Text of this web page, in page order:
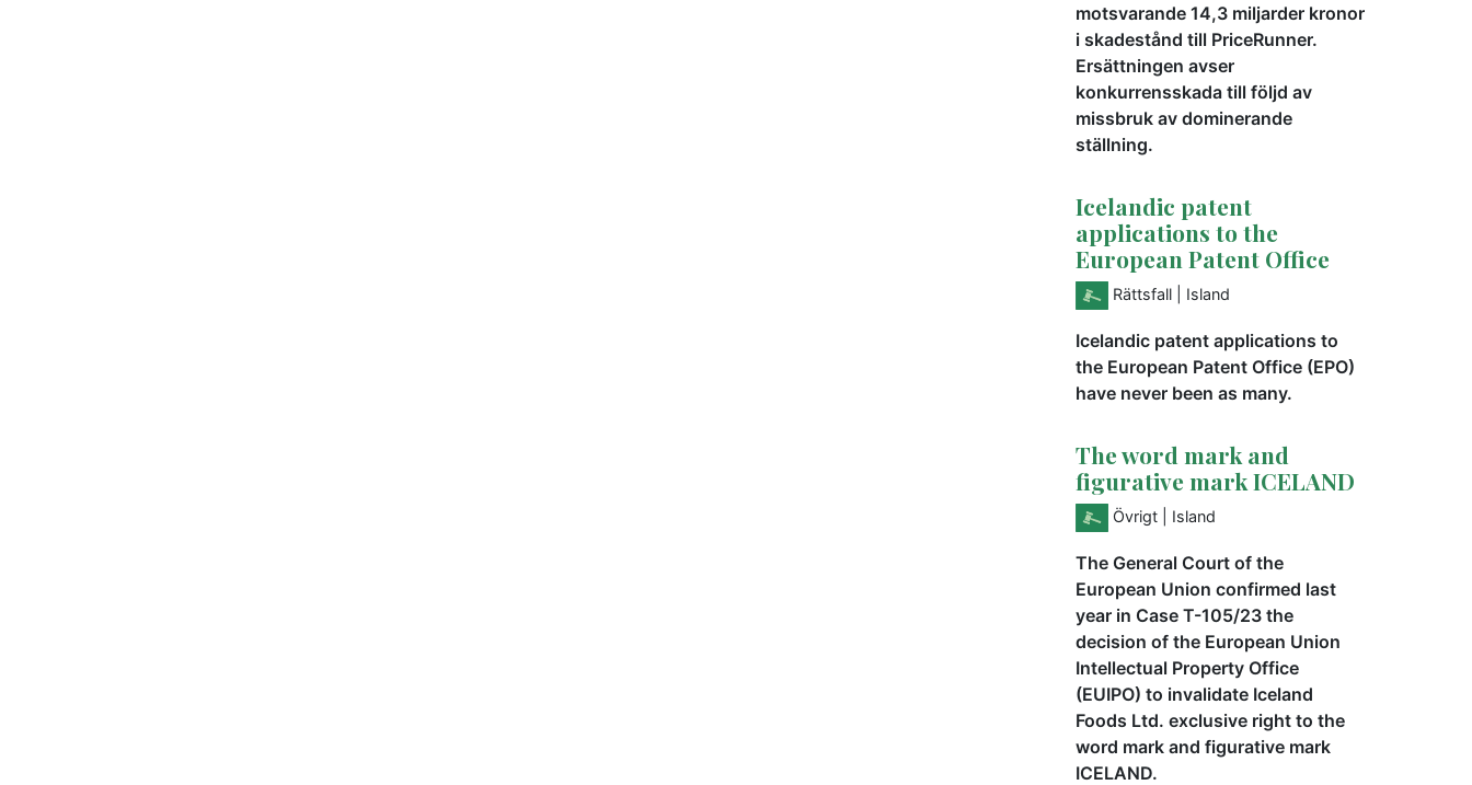
motsvarande 14,3 miljarder kronor
i skadestånd till PriceRunner.
Ersättningen avser
konkurrensskada till följd av
missbruk av dominerande
ställning.
Icelandic patent
applications to the
European Patent Office
Rättsfall | Island
Icelandic patent applications to
the European Patent Office (EPO)
have never been as many.
The word mark and
figurative mark ICELAND
Övrigt | Island
The General Court of the
European Union confirmed last
year in Case T-105/23 the
decision of the European Union
Intellectual Property Office
(EUIPO) to invalidate Iceland
Foods Ltd. exclusive right to the
word mark and figurative mark
ICELAND.